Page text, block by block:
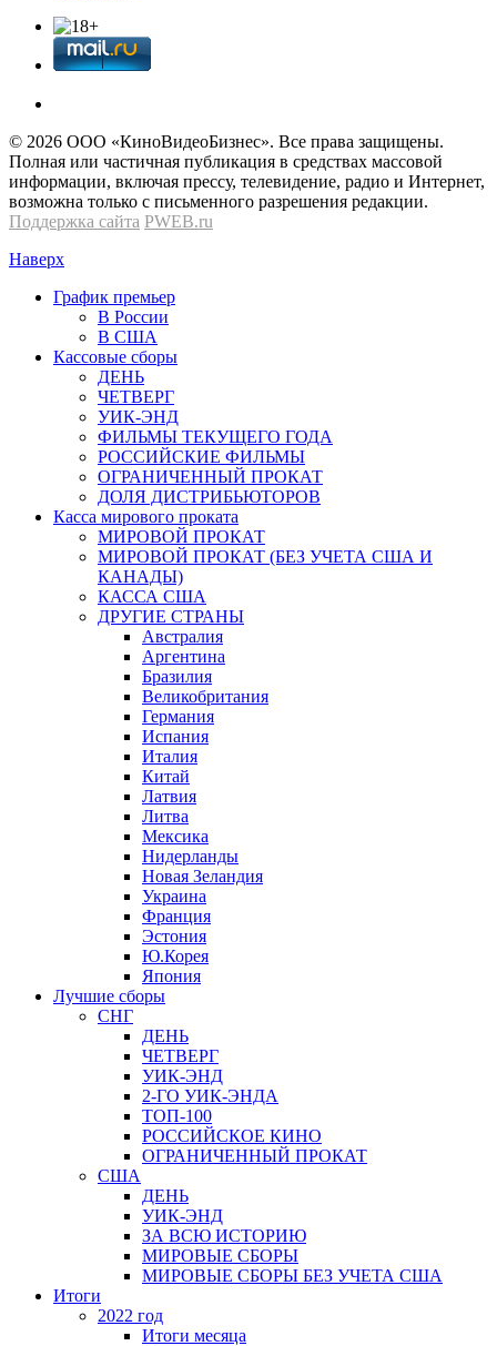
© 2026 OOО «КиноВидеоБизнес». Все права защищены.
Полная или частичная публикация в средствах массовой
информации, включая прессу, телевидение, радио и Интернет,
возможна только с письменного разрешения редакции.
Поддержка сайта PWEB.ru
Наверх
График премьер
В России
В США
Кассовые сборы
ДЕНЬ
ЧЕТВЕРГ
УИК-ЭНД
ФИЛЬМЫ ТЕКУЩЕГО ГОДА
РОССИЙСКИЕ ФИЛЬМЫ
ОГРАНИЧЕННЫЙ ПРОКАТ
ДОЛЯ ДИСТРИБЬЮТОРОВ
Касса мирового проката
МИРОВОЙ ПРОКАТ
МИРОВОЙ ПРОКАТ (БЕЗ УЧЕТА США И
КАНАДЫ)
КАССА США
ДРУГИЕ СТРАНЫ
Австралия
Аргентина
Бразилия
Великобритания
Германия
Испания
Италия
Китай
Латвия
Литва
Мексика
Нидерланды
Новая Зеландия
Украина
Франция
Эстония
Ю.Корея
Япония
Лучшие сборы
СНГ
ДЕНЬ
ЧЕТВЕРГ
УИК-ЭНД
2-ГО УИК-ЭНДА
ТОП-100
РОССИЙСКОЕ КИНО
ОГРАНИЧЕННЫЙ ПРОКАТ
США
ДЕНЬ
УИК-ЭНД
ЗА ВСЮ ИСТОРИЮ
МИРОВЫЕ СБОРЫ
МИРОВЫЕ СБОРЫ БЕЗ УЧЕТА США
Итоги
2022 год
Итоги месяца